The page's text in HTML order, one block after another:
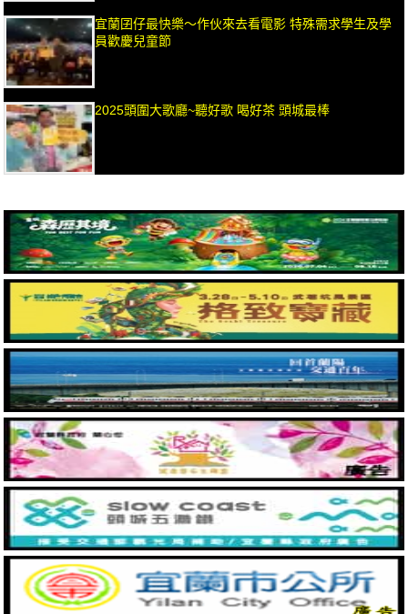
宜蘭囝仔最快樂～作伙來去看電影 特殊需求學生及學
員歡慶兒童節
2025頭圍大歌廳~聽好歌 喝好茶 頭城最棒